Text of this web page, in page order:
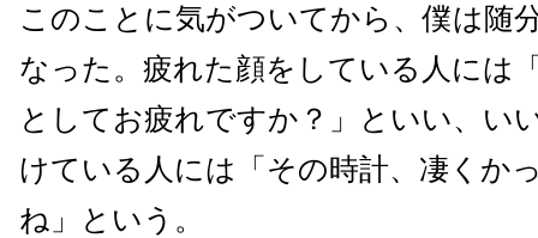
このことに気がついてから、僕は随
なった。疲れた顔をしている人には
としてお疲れですか？」といい、い
けている人には「その時計、凄くか
ね」という。